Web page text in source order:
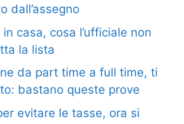
dall’assegno
casa, cosa l’ufficiale non
la lista
da part time a full time, ti
bastano queste prove
evitare le tasse, ora si